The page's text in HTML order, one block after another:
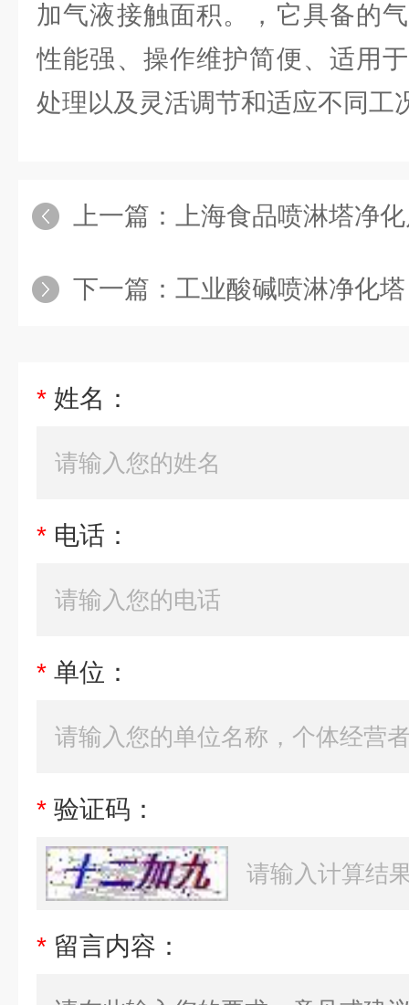
加气液接触面积。，它具备的
性能强、操作维护简便、适用
处理以及灵活调节和适应不同工
上一篇： 上海食品喷淋塔净
下一篇： 工业酸碱喷淋净化塔
* 姓名：
* 电话：
* 单位：
* 验证码：
* 留言内容：